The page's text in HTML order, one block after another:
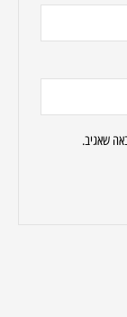
שאגיב.